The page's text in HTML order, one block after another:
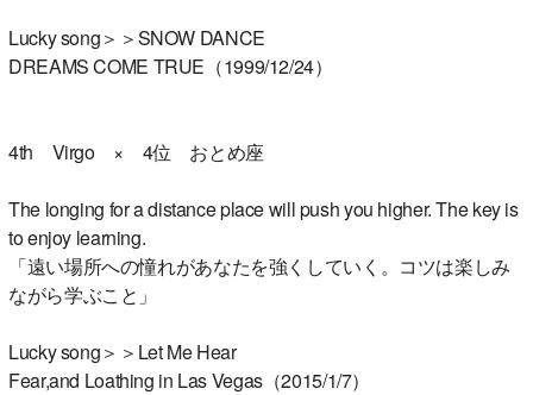
Lucky song＞＞SNOW DANCE
DREAMS COME TRUE（1999/12/24）
4th Virgo × 4位 おとめ座
The longing for a distance place will push you higher. The key is
to enjoy learning.
「遠い場所への憧れがあなたを強くしていく。コツは楽しみ
ながら学ぶこと」
Lucky song＞＞Let Me Hear
Fear,and Loathing in Las Vegas（2015/1/7）